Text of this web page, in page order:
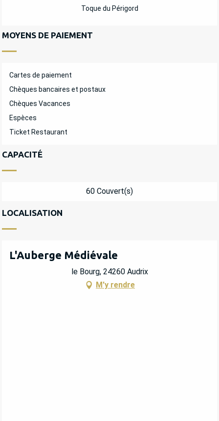
Toque du Périgord
MOYENS DE PAIEMENT
Cartes de paiement
Chèques bancaires et postaux
Chèques Vacances
Espèces
Ticket Restaurant
CAPACITÉ
60 Couvert(s)
LOCALISATION
L'Auberge Médiévale
le Bourg, 24260 Audrix
M'y rendre